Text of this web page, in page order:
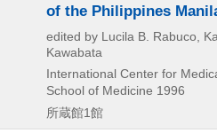
of the Philippines
edited by Lucila B. Rabuco,
Kawabata
International Center for
School of Medicine 1996
所蔵館1館